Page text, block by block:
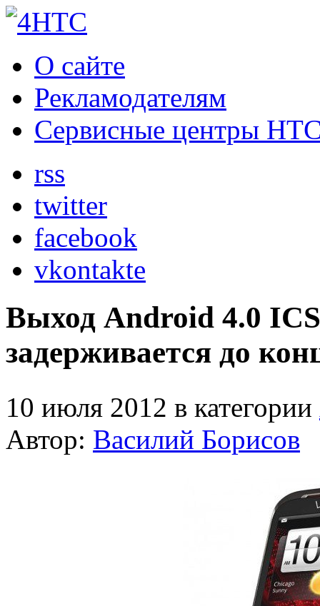
О сайте
Рекламодателям
Сервисные центры
rss
twitter
facebook
vkontakte
Выход Android 4.0
задерживается до
10 июля 2012 в категории
Автор: Василий Борисов